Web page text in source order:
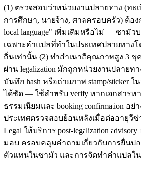
(1) ตรวจสอบว่าหน่วยงานปลายทาง (ทะ
การศึกษา, นายจ้าง, ศาลครอบครัว) ต้องก
local language" เพิ่มเติมหรือไม่ — ซามั
เฉพาะคำแปลที่ทำในประเทศปลายทางโด
ถิ่นเท่านั้น (2) ทำสำเนาสีคุณภาพสูง 3 ชุ
ผ่าน legalization มักถูกหน่วยงานปลายท
บันทึก hash หรือถ่ายภาพ stamp/sticker
ได้ชัด — ใช้สำหรับ verify หากเอกสารหา
ธรรมเนียมและ booking confirmation อย่
ประเทศตรวจสอบย้อนหลังเมื่อต่ออายุวีซ่
Legal ให้บริการ post-legalization
มอบ ครอบคลุมคำถามเกี่ยวกับการยื่นป
ตัวแทนในซามัว และการจัดทำคำแปลใ